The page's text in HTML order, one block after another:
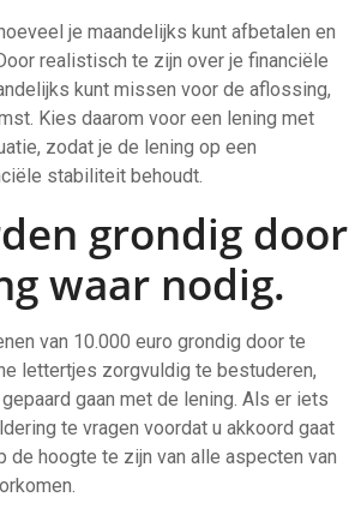
je maandelijks kunt afbetalen en
realistisch te zijn over je financiële
kunt missen voor de aflossing,
Kies daarom voor een lening met
zodat je de lening op een
stabiliteit behoudt.
grondig door
waar nodig.
van 10.000 euro grondig door te
lettertjes zorgvuldig te bestuderen,
gaan met de lening. Als er iets
te vragen voordat u akkoord gaat
hoogte te zijn van alle aspecten van